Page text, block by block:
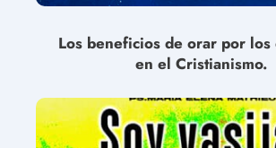
Los beneficios de orar por los
en el Cristianismo.